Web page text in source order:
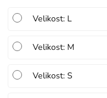
Velikost: L
Velikost: M
Velikost: S